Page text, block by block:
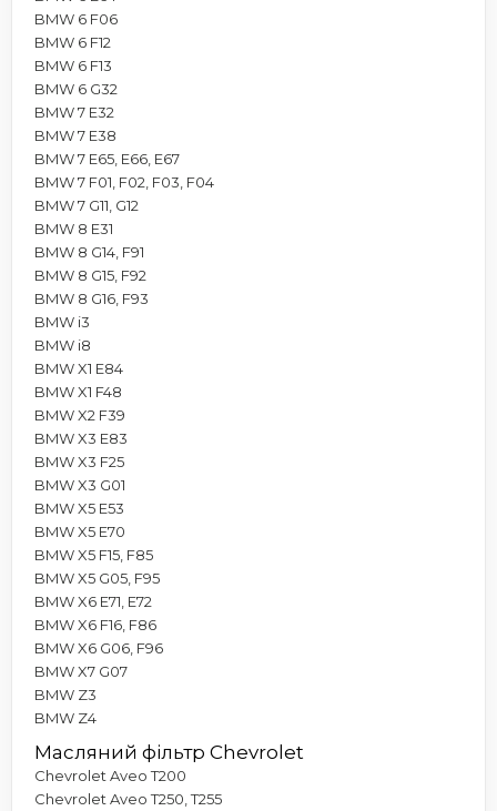
BMW 6 F06
BMW 6 F12
BMW 6 F13
BMW 6 G32
BMW 7 E32
BMW 7 E38
BMW 7 E65, E66, E67
BMW 7 F01, F02, F03, F04
BMW 7 G11, G12
BMW 8 E31
BMW 8 G14, F91
BMW 8 G15, F92
BMW 8 G16, F93
BMW i3
BMW i8
BMW X1 E84
BMW X1 F48
BMW X2 F39
BMW X3 E83
BMW X3 F25
BMW X3 G01
BMW X5 E53
BMW X5 E70
BMW X5 F15, F85
BMW X5 G05, F95
BMW X6 E71, E72
BMW X6 F16, F86
BMW X6 G06, F96
BMW X7 G07
BMW Z3
BMW Z4
Масляний фільтр Chevrolet
Chevrolet Aveo T200
Chevrolet Aveo T250, T255